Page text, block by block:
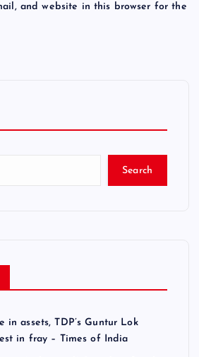
and website in this browser for the
Search
in assets, TDP’s Guntur Lok
in fray – Times of India